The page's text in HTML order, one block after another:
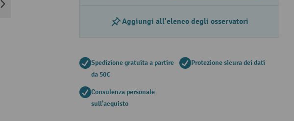
Aggiungi all'elenco degli osservatori
Spedizione gratuita a partire
da 50€
Protezione sicura dei dati
Consulenza personale
sull'acquisto